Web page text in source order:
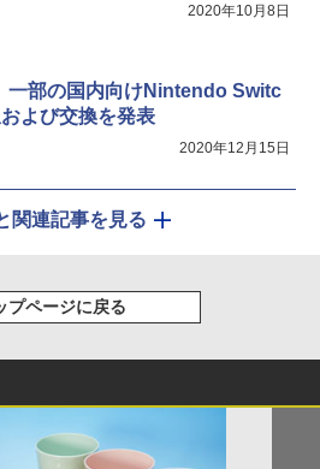
2020年10月8日
一部の国内向けNintendo Switc
よび交換を発表
2020年12月15日
関連記事を見る
プページに戻る